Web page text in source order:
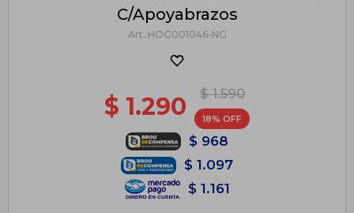
C/Apoyabrazos
HOG001046-NG
$ 1.590
$ 1.290 18
$ 968
$ 1.097
$ 1.161